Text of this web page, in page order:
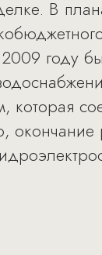
В
году
которая